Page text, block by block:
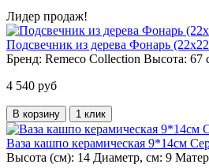
Лидер продаж!
Подсвечник из дерева Фонарь
Бренд: Remeco Collection Высота: 67
4 540 руб
В корзину 1 клик
Ваза кашпо керамическая 9*14см
Высота (см): 14 Диаметр, см: 9